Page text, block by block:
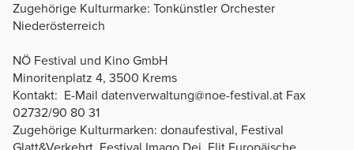
Zugehörige Kulturmarke: Tonkünstler Orchester
Niederösterreich
NÖ Festival und Kino GmbH
Minoritenplatz 4, 3500 Krems
Kontakt: E-Mail datenverwaltung@noe-festival.at Fax
02732/90 80 31
Zugehörige Kulturmarken: donaufestival, Festival